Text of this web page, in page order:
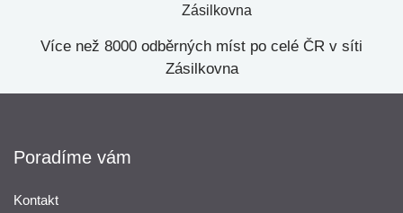
Více než 8000 odběrných míst po celé ČR v síti
Zásilkovna
Poradíme vám
Kontakt